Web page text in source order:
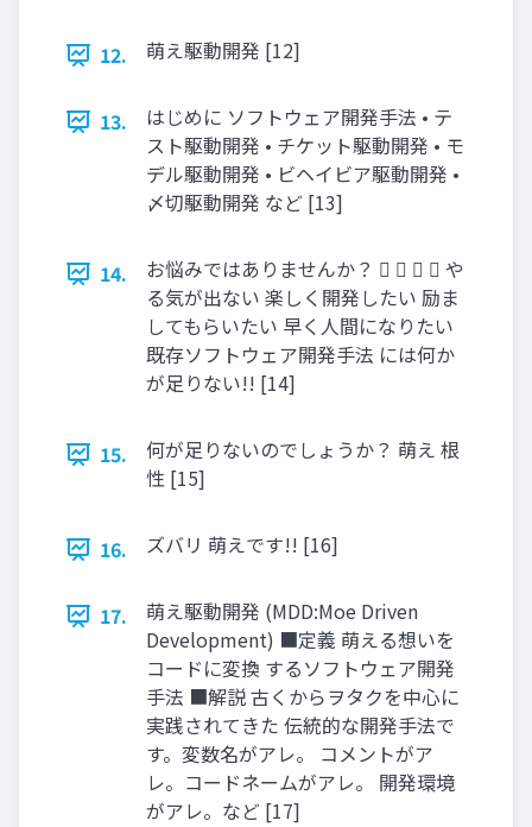
12. 萌え駆動開発 [12]
13.
はじめに ソフトウェア開発手法 • テ
スト駆動開発 • チケット駆動開発 • モ
デル駆動開発 • ビヘイビア駆動開発 •
〆切駆動開発 など [13]
14.
お悩みではありませんか？     や
る気が出ない 楽しく開発したい 励ま
してもらいたい 早く人間になりたい
既存ソフトウェア開発手法 には何か
が足りない!! [14]
15.
何が足りないのでしょうか？ 萌え 根
性 [15]
16. ズバリ 萌えです!! [16]
17.
萌え駆動開発 (MDD:Moe Driven
Development) ■定義 萌える想いを
コードに変換 するソフトウェア開発
手法 ■解説 古くからヲタクを中心に
実践されてきた 伝統的な開発手法で
す。変数名がアレ。 コメントがア
レ。コードネームがアレ。 開発環境
がアレ。など [17]